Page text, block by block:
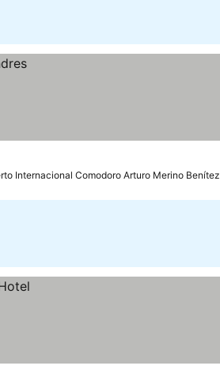
Internacional Comodoro Arturo Merino Benítez